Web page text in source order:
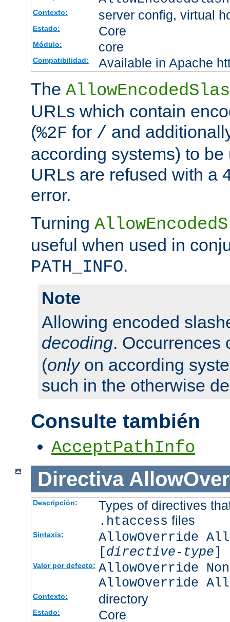
Contexto: server config, virtual
Estado: Core
Módulo: core
Compatibilidad: Available in Apache
The
URLs which contain
(%2F for / and
according systems) to
URLs are refused with a
error.
Turning
useful when used in
PATH_INFO.
Note
Allowing encoded
decoding. Occurrences
(onlyon according
such in the otherwise
Consulte también
AcceptPathInfo
Directiva
Descripción: Types of directives
.htaccess files
Sintaxis:
AllowOverride
[directive-type]
Valor por defecto: AllowOverride
AllowOverride
Contexto: directory
Estado: Core